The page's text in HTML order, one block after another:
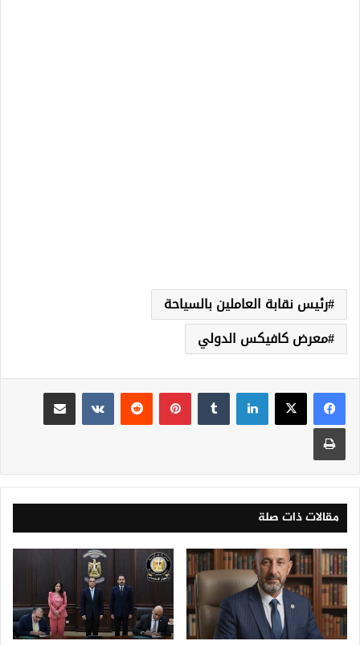
رئيس نقابة العاملين بالسياحة
معرض كافيكس الدولي
لينكدإن بينتيريست
مقالات ذات صلة